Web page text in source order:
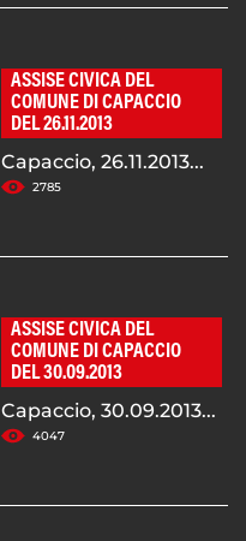
ASSISE CIVICA DEL
COMUNE DI CAPACCIO
DEL 26.11.2013
Capaccio, 26.11.2013...
2785
ASSISE CIVICA DEL
COMUNE DI CAPACCIO
DEL 30.09.2013
Capaccio, 30.09.2013...
4047